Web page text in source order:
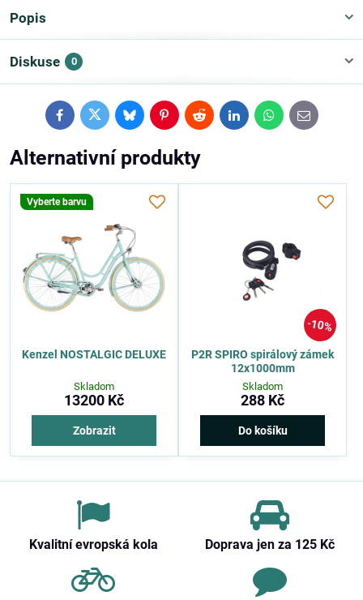
Popis
Diskuse 0
FacebookTwitterBlueskyPinterestRedditLinkedInWhatsApp
E-
mail
Alternativní produkty
Vyberte barvu
Kenzel NOSTALGIC DELUXE
Skladom
13200 Kč
Zobrazit
10%
P2R SPIRO spirálový zámek
12x1000mm
Skladom
288 Kč
Do košíku
Kvalitní evropská kola Doprava jen za 125 Kč